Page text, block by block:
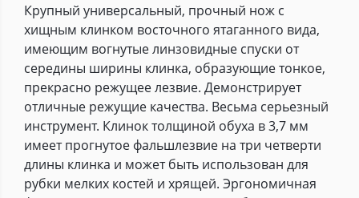
Крупный универсальный, прочный нож с
хищным клинком восточного ятаганного вида,
имеющим вогнутые линзовидные спуски от
середины ширины клинка, образующие тонкое,
прекрасно режущее лезвие. Демонстрирует
отличные режущие качества. Весьма серьезный
инструмент. Клинок толщиной обуха в 3,7 мм
имеет прогнутое фальшлезвие на три четверти
длины клинка и может быть использован для
рубки мелких костей и хрящей. Эргономичная